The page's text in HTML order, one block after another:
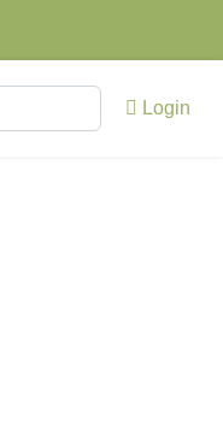
Login